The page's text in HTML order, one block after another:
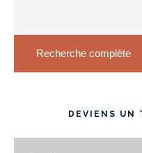
Recherche complète
DEVIENS UN